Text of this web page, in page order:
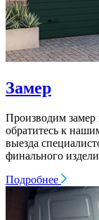
Замер
Производим замер
обратитесь к
выезда
финального
Подробнее